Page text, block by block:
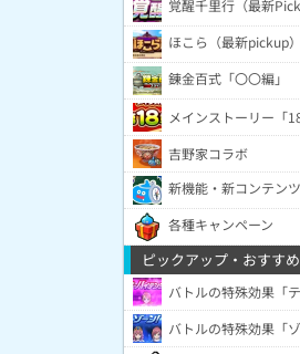
覚醒千里行（最新
ほこら（最新pickup）
錬金百式「〇〇編」
メインストーリー「
吉野家コラボ
新機能・新コンテンツ
各種キャンペーン
ピックアップ・おすすめ
バトルの特殊効果「
バトルの特殊効果「ゾ